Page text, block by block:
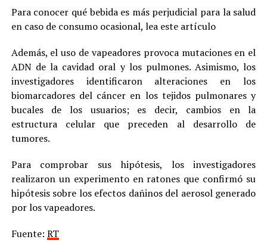
Para conocer qué bebida es más perjudicial para la salud
en caso de consumo ocasional, lea este artículo
Además, el uso de vapeadores provoca mutaciones en el
ADN de la cavidad oral y los pulmones. Asimismo, los
investigadores identificaron alteraciones en los
biomarcadores del cáncer en los tejidos pulmonares y
bucales de los usuarios; es decir, cambios en la
estructura celular que preceden al desarrollo de
tumores.
Para comprobar sus hipótesis, los investigadores
realizaron un experimento en ratones que confirmó su
hipótesis sobre los efectos dañinos del aerosol generado
por los vapeadores.
Fuente: RT